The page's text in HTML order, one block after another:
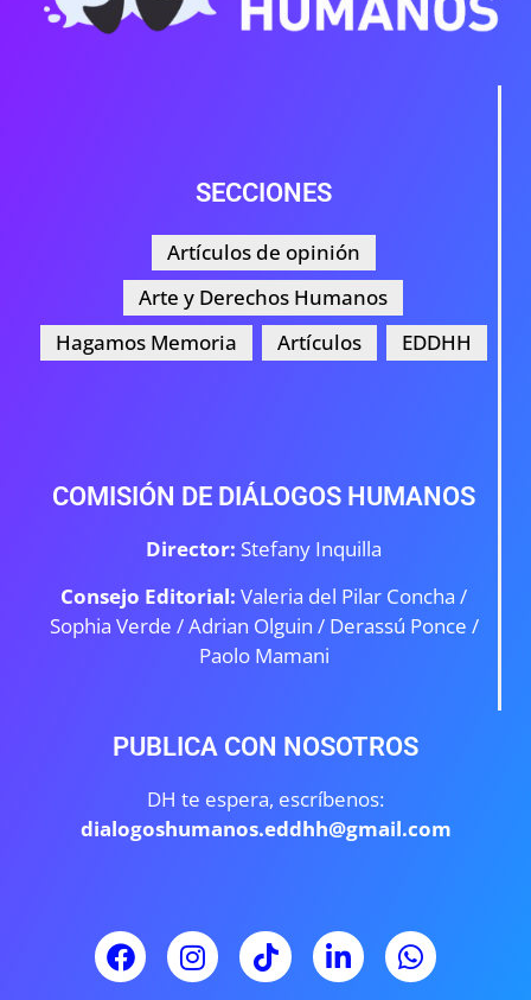
SECCIONES
Artículos de opinión
Arte y Derechos Humanos
Hagamos Memoria
Artículos EDDHH
COMISIÓN DE DIÁLOGOS HUMANOS
Director: Stefany Inquilla
Consejo Editorial: Valeria del Pilar Concha /
Sophia Verde /Adrian Olguin / Derassú Ponce /
Paolo Mamani
PUBLICA CON NOSOTROS
DH te espera, escríbenos:
dialogoshumanos.eddhh@gmail.com